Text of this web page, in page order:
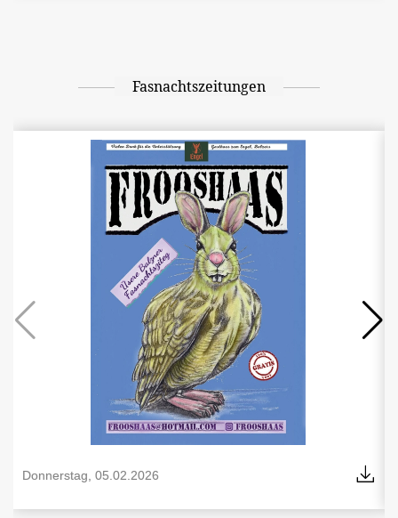
Fasnachtszeitungen
Donnerstag, 05.02.2026